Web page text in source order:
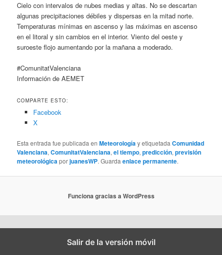
Cielo con intervalos de nubes medias y altas. No se descartan
algunas precipitaciones débiles y dispersas en la mitad norte.
Temperaturas mínimas en ascenso y las máximas en ascenso
en el litoral y sin cambios en el interior. Viento del oeste y
suroeste flojo aumentando por la mañana a moderado.
#ComunitatValenciana
Información de AEMET
COMPARTE ESTO:
Facebook
X
Esta entrada fue publicada enMeteorología y etiquetadaComunidad
Valenciana,ComunitatValenciana,el tiempo,predicción,previsión
meteorológica porjuanesWP. Guardaenlace permanente.
Funciona gracias a WordPress
Salir de la versión móvil